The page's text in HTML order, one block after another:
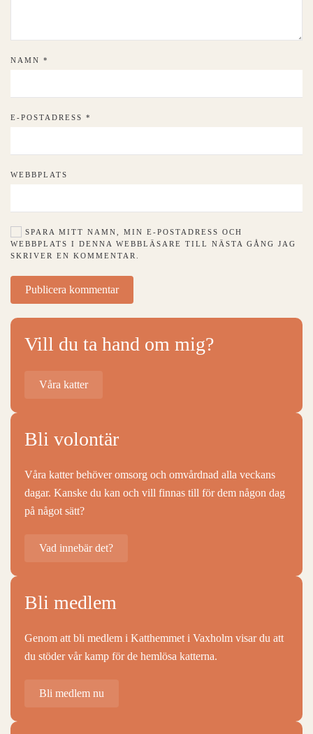
NAMN *
E-POSTADRESS *
WEBBPLATS
SPARA MITT NAMN, MIN E-POSTADRESS OCH
WEBBPLATS I DENNA WEBBLÄSARE TILL NÄSTA GÅNG JAG
SKRIVER EN KOMMENTAR.
Publicera kommentar
Vill du ta hand om mig?
Våra katter
Bli volontär
Våra katter behöver omsorg och omvårdnad alla veckans
dagar. Kanske du kan och vill finnas till för dem någon dag
på något sätt?
Vad innebär det?
Bli medlem
Genom att bli medlem i Katthemmet i Vaxholm visar du att
du stöder vår kamp för de hemlösa katterna.
Bli medlem nu